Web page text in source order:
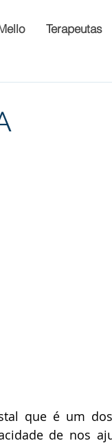
Terapeutas
que é um
de nos